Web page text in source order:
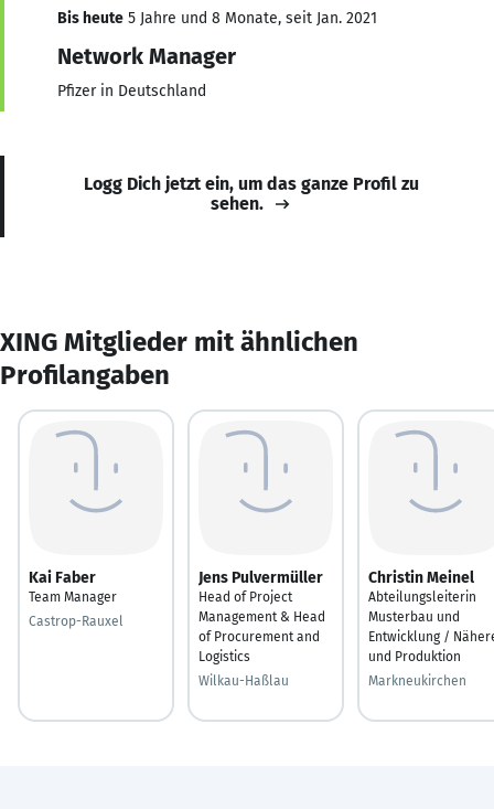
Bis heute 5 Jahre und 8 Monate, seit Jan. 2021
Network Manager
Pfizer in Deutschland
Logg Dich jetzt ein, um das ganze Profil zu
sehen.
XING Mitglieder mit ähnlichen
Profilangaben
Kai Faber
Team Manager
Castrop-Rauxel
Jens Pulvermüller
Head of Project
Management & Head
of Procurement and
Logistics
Wilkau-Haßlau
Christin Meinel
Abteilungsleiterin
Musterbau und
Entwicklung /
und Produktion
Markneukirchen